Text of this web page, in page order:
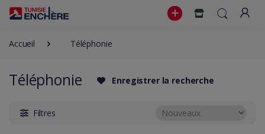
Accueil Téléphonie
Téléphonie Enregistrer la recherche
Filtres